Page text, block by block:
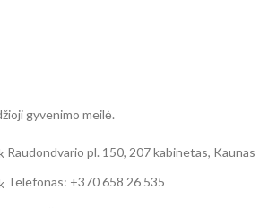
gyvenimo meilė.
Raudondvario pl. 150, 207 kabinetas, Kaunas
Telefonas: +370 658 26 535